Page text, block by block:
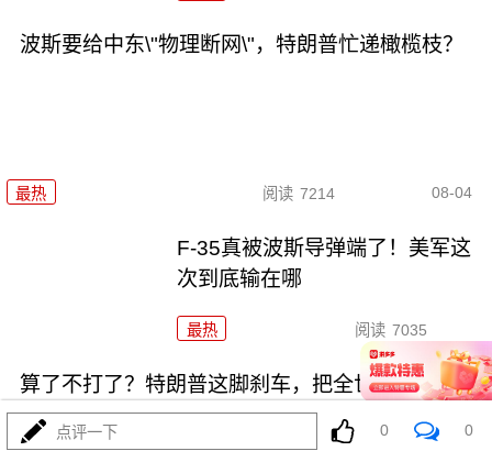
波斯要给中东\"物理断网\"，特朗普忙递橄榄枝？
最热 阅读 7214 08-04
F-35真被波斯导弹端了！美军这
次到底输在哪
最热 阅读 7035
算了不打了？特朗普这脚刹车，把全世界都晃吐了
点评一下 0 0